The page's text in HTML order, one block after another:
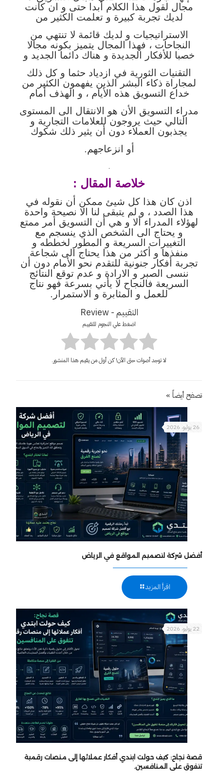
مجال لقول هذا الكلام أبدا حتى و ان كانت
لديك تجربة كبيرة و تعلمت الكثير من
الاستراتيجيات و لديك قائمة لا تنتهي من
النجاحات ، فهذا المجال يتميز بكونه مجالا
خصبا للأفكار الجديدة و هناك دائما الجديد و
التقنيات الثورية في ازدياد حثما و كل ذلك
لمجاراة ذكاء البشر الذين يفهمون الكثير من
خداع التسويق هذه الأيام ، و الهذف أمام
مدراء التسويق الأن هو الانتقال الى المستوى
التالي حيث يروجون للعلامات التجارية و
يجذبون العملاء دون أن يثير ذلك شكوك
أو انزعاجهم.
.
خلاصة المقال :
اذن كان هذا كل شيئ ممكن أن نقوله في
هذا الصدد ، و لم يتبقى لنا الا نصيحة واحدة
لهؤلاء المدراء ألا و هي أن التسويق أمر ممتع
و يحتاج الى الشخص الذي ينسجم مع
التغييرات السريعة و المطور لخططه و
منفذها و أكثر من هذا يحتاج الى شجاعة
تجربة أفكار جنونية للتقدم نحو الأمام دون أن
ننسى الصبر و الارادة و عدم توقع النتائج
السريعة فالنجاح لا يأتي بسرعة فهو نتاج
للعمل و المثابرة و الاستمرار.
التقييم - Review
اضغط علي النجوم للتقييم
لا توجد أصوات حتى الآن! كن أول من يقيم هذا المنشور.
تصفح أيضاً »
26 يوليو، 2026
أفضل شركة لتصميم المواقع في الرياض
اقرأ المزيد
22 يوليو، 2026
قصة نجاح: كيف حولت ابتدي أفكار عملائها إلى منصات رقمية
تتفوق على المنافسين.